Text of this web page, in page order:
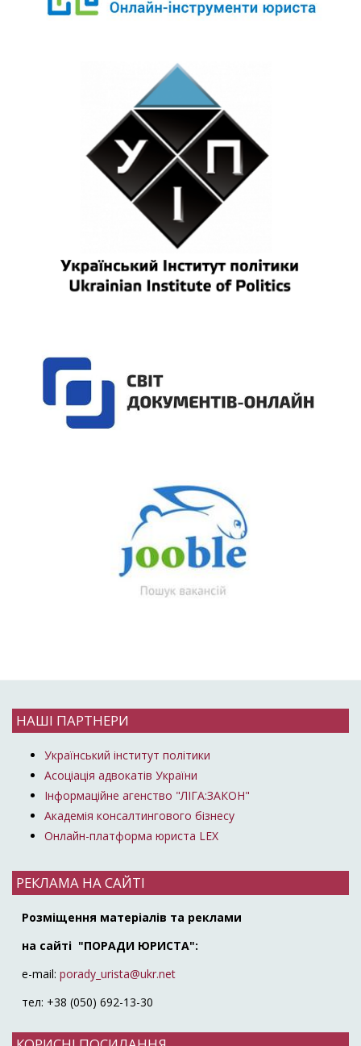
НАШІ ПАРТНЕРИ
Український інститут політики
Асоціація адвокатів України
Інформаційне агенство "ЛІГА:ЗАКОН"
Академія консалтингового бізнесу
Онлайн-платформа юриста LEX
РЕКЛАМА НА САЙТІ
Розміщення матеріалів та реклами
на сайті "ПОРАДИ ЮРИСТА":
e-mail: porady_urista@ukr.net
тел: +38 (050) 692-13-30